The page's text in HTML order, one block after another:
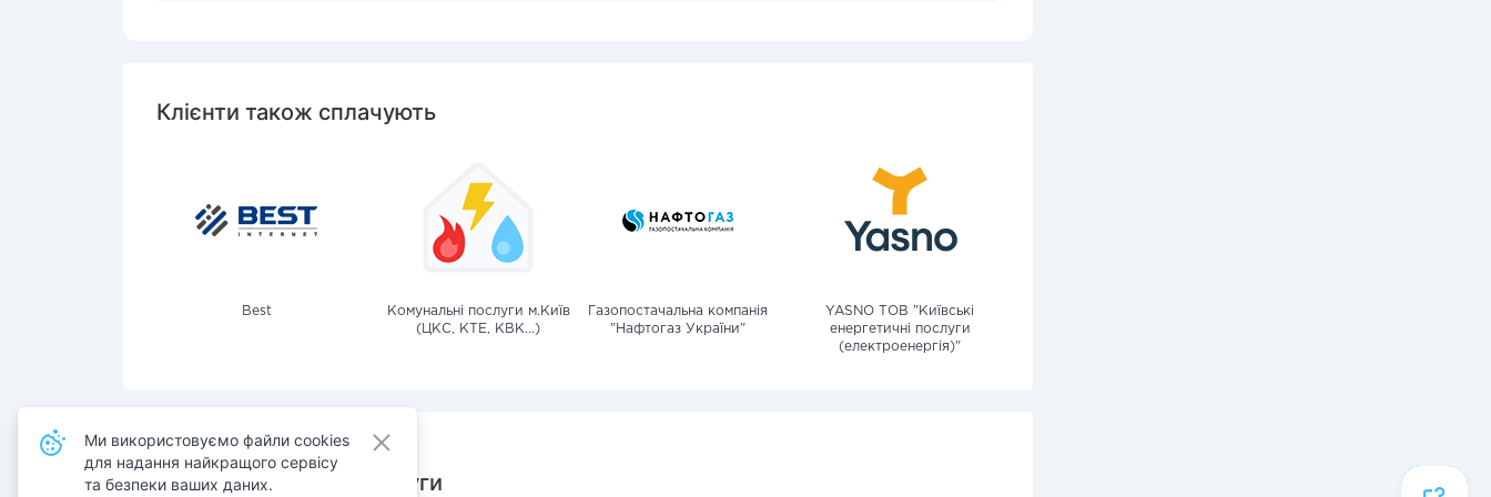
Клієнти також сплачують
Best
Комунальні послуги м.Київ
(ЦКС, КТЕ, КВК...)
Газопостачальна компанія
"Нафтогаз України"
YASNO ТОВ "Київські
енергетичні послуги
(електроенергія)"
Також сплачують послуги
Ми використовуємо файли cookies
для надання найкращого сервісу
та безпеки ваших даних.